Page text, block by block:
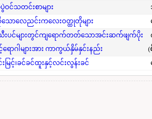
င်သတင်းစာများ
သောလေညင်းကလေးဝတ္ထုတိုများ
ပင်များတွင်ကျရောက်တတ်သောအင်းဆက်ဖျက်ပိုး
င့်ရောဂါများအား ကာကွယ်နှိမ်နှင်းနည်း
(
းမြင့်၊ခင်ခင်ထူးနှင့်လင်းလွန်းခင်